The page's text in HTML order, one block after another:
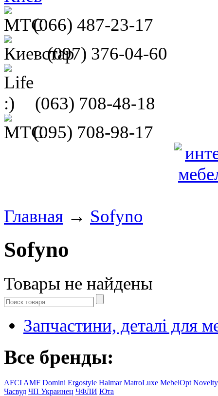
(066) 487-23-17
(097) 376-04-60
(063) 708-48-18
(095) 708-98-17
Главная → Sofyno
Sofyno
Товары не найдены
Запчастини, деталі для
Все бренды:
AFCI AMF Domini Ergostyle Halmar MatroLuxe MebelOpt Novelty
Часвуд ЧП Украинец ЧФЛИ Юта